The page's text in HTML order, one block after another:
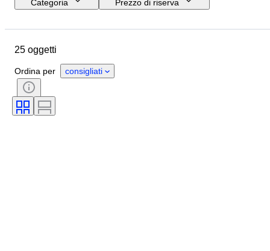
Categoria
Prezzo di riserva
Paese d’origine
Condizioni
Taglia
Epoca
Taglia sull’oggetto
25 oggetti
Ordina per consigliati